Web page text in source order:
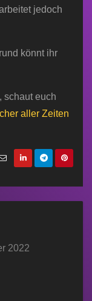
jedoch
könnt ihr
schaut euch
aller Zeiten
2022